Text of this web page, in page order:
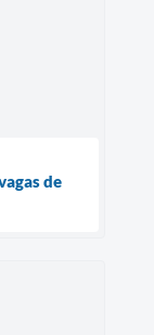
de